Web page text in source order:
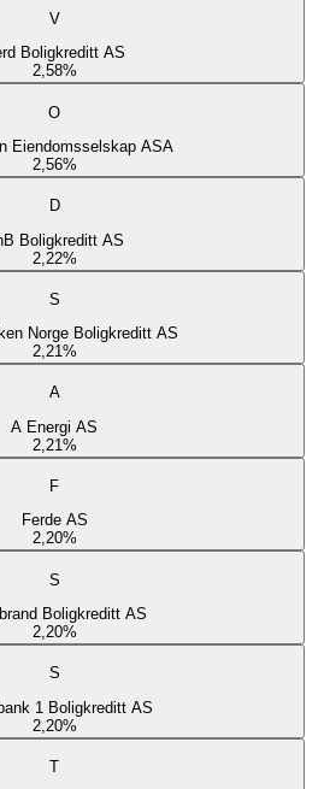
V
Boligkreditt AS
2,58%
O
Eiendomsselskap ASA
2,56%
D
Boligkreditt AS
2,22%
S
Norge Boligkreditt AS
2,21%
A
A Energi AS
2,21 %
F
Ferde AS
2,20%
S
Boligkreditt AS
2,20%
S
1 Boligkreditt AS
2,20%
T